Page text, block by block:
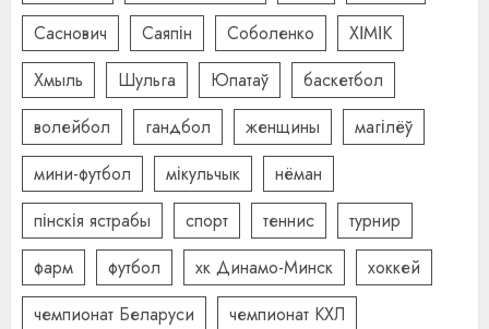
Саснович
Саяпін Соболенко
ХІМІК
Хмыль
Шульга Юпатаў
баскетбол
волейбол
гандбол женщины
магілёў
мини-футбол
мікульчык
нёман
пінскія ястрабы
спорт теннис
турнир
фарм
футбол хк Динамо-Минск
хоккей
чемпионат Беларуси
чемпионат КХЛ